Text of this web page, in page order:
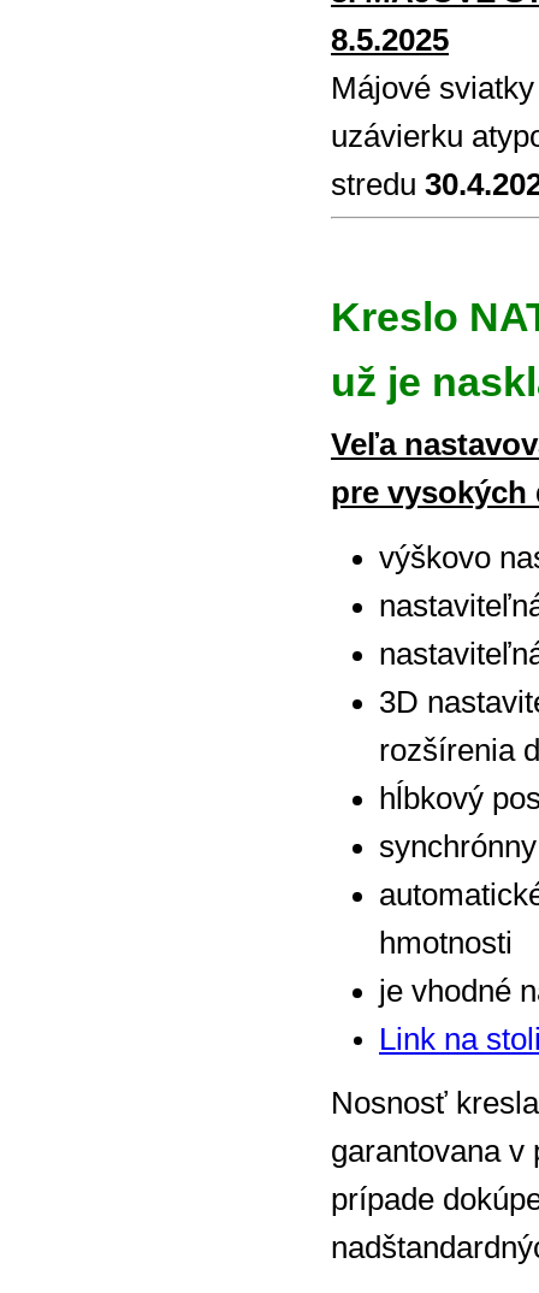
8.5.2025
Májové
uzávierku
stredu
Kreslo
už je
Veľa
pre vysokých
výškovo
3D
rozšírenia
hĺbkový
hmotnosti
je vhodné
Link na
Nosnosť
garantovana v
prípade